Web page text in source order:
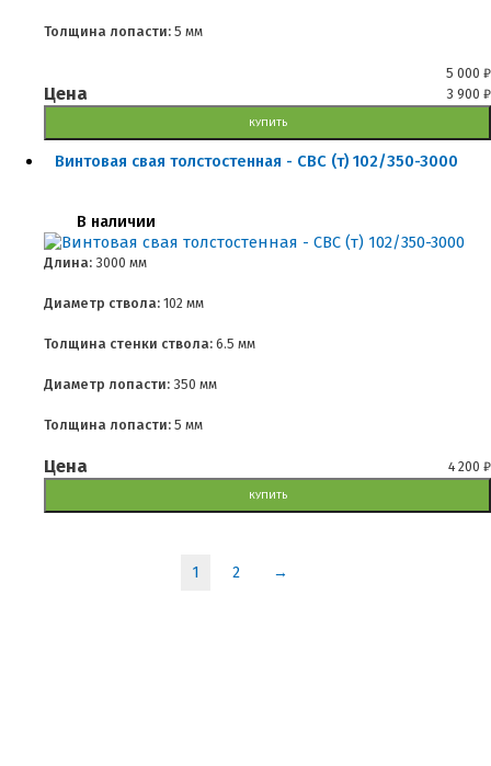
Толщина лопасти: 5 мм
5 000 ₽
Цена 3 900 ₽
КУПИТЬ
Винтовая свая толстостенная - СВС (т) 102/350-3000
В наличии
Длина: 3000 мм
Диаметр ствола: 102 мм
Толщина стенки ствола: 6.5 мм
Диаметр лопасти: 350 мм
Толщина лопасти: 5 мм
Цена 4 200 ₽
КУПИТЬ
1 2 →